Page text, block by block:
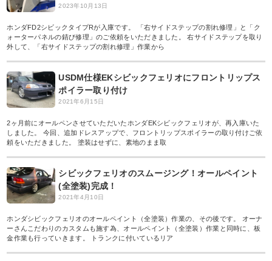
2023年10月13日
ホンダFD2シビックタイプRが入庫です。 「右サイドステップの割れ修理」と「ク
ォーターパネルの錆び修理」のご依頼をいただきました。 右サイドステップを取り
外して、「右サイドステップの割れ修理」作業から
USDM仕様EKシビックフェリオにフロントリップス
ポイラー取り付け
2021年6月15日
2ヶ月前にオールペンさせていただいたホンダEKシビックフェリオが、再入庫いた
しました。 今回、追加ドレスアップで、フロントリップスポイラーの取り付けご依
頼をいただきました。 塗装はせずに、素地のまま取
シビックフェリオのスムージング！オールペイント
(全塗装)完成！
2021年4月10日
ホンダシビックフェリオのオールペイント（全塗装）作業の、その後です。 オーナ
ーさんこだわりのカスタムも施す為、オールペイント（全塗装）作業と同時に、板
金作業も行っていきます。 トランクに付いているリア